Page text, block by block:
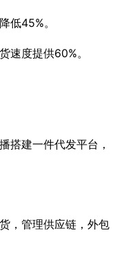
低45%。
速度提供60%。
搭建一件代发平台，
，管理供应链，外包